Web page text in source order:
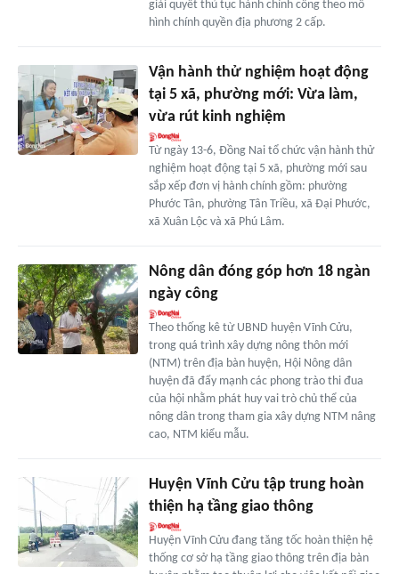
giải quyết thủ tục hành chính công theo mô
hình chính quyền địa phương 2 cấp.
Vận hành thử nghiệm hoạt động
tại 5 xã, phường mới: Vừa làm,
vừa rút kinh nghiệm
Từ ngày 13-6, Đồng Nai tổ chức vận hành thử
nghiệm hoạt động tại 5 xã, phường mới sau
sắp xếp đơn vị hành chính gồm: phường
Phước Tân, phường Tân Triều, xã Đại Phước,
xã Xuân Lộc và xã Phú Lâm.
Nông dân đóng góp hơn 18 ngàn
ngày công
Theo thống kê từ UBND huyện Vĩnh Cửu,
trong quá trình xây dựng nông thôn mới
(NTM) trên địa bàn huyện, Hội Nông dân
huyện đã đẩy mạnh các phong trào thi đua
của hội nhằm phát huy vai trò chủ thể của
nông dân trong tham gia xây dựng NTM nâng
cao, NTM kiểu mẫu.
Huyện Vĩnh Cửu tập trung hoàn
thiện hạ tầng giao thông
Huyện Vĩnh Cửu đang tăng tốc hoàn thiện hệ
thống cơ sở hạ tầng giao thông trên địa bàn